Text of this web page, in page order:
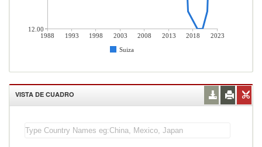
1988 1993 1998 2003 2008 2013 2018
2023
Suiza
12.00
VISTA DE CUADRO